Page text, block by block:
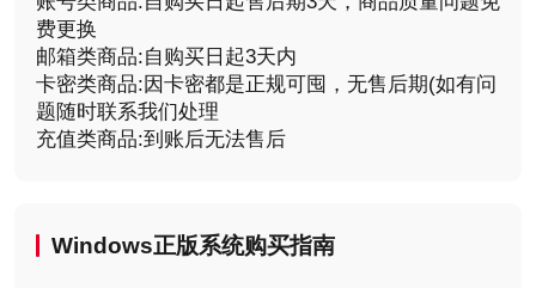
费更换
邮箱类商品:自购买日起3天内
卡密类商品:因卡密都是正规可囤，无售后期(如有问
题随时联系我们处理
充值类商品:到账后无法售后
Windows正版系统购买指南